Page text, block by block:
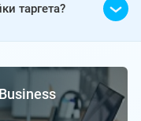
таргета?